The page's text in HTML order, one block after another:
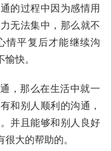
的过程中因为感情用
无法集中，那么就不
情平复后才能继续沟
快。
那么在生活中就一
和别人顺利的沟通，
并且能够和别人良好
大的帮助的。